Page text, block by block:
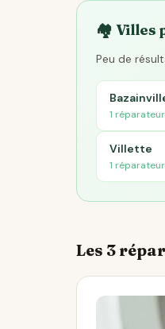
🏘️ Villes
Peu de
1 réparateur
Villette
1 réparateur
Les 3